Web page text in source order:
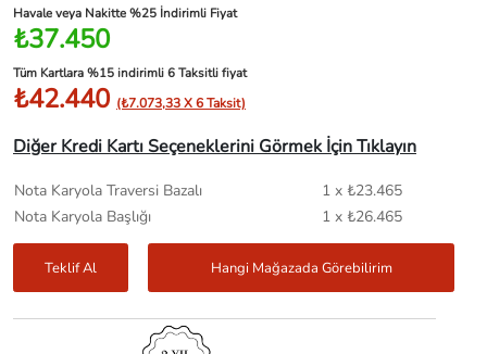
Havale veya Nakitte %25 İndirimli Fiyat
₺37.450
Tüm Kartlara %15 indirimli 6 Taksitli fiyat
₺42.440 (₺7.073,33 X 6 Taksit)
Diğer Kredi Kartı Seçeneklerini Görmek İçin Tıklayın
Nota Karyola Traversi Bazalı
1 x ₺23.465
Nota Karyola Başlığı
1 x ₺26.465
Teklif Al Hangi Mağazada Görebilirim